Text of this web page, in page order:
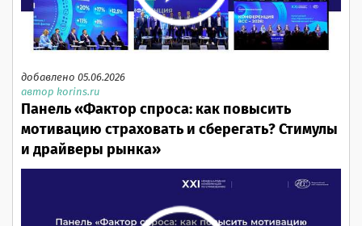
добавлено 05.06.2026
автор korins.ru
Панель «Фактор спроса: как повысить
мотивацию страховать и сберегать? Стимулы
и драйверы рынка»